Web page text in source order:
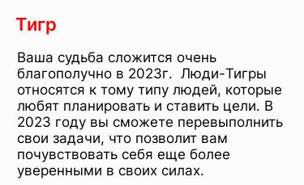
Тигр
Ваша судьба сложится очень
благополучно в 2023г. Люди-Тигры
относятся к тому типу людей, которые
любят планировать и ставить цели. В
2023 году вы сможете перевыполнить
свои задачи, что позволит вам
почувствовать себя еще более
уверенными в своих силах.